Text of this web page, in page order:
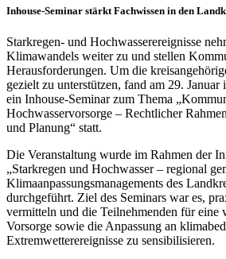
Inhouse-Seminar stärkt Fachwissen in den
Starkregen- und Hochwasserereignisse
Klimawandels weiter zu und stellen
Herausforderungen. Um die
gezielt zu unterstützen, fand am 29.
ein Inhouse-Seminar zum Thema
Hochwasservorsorge – Rechtlicher
und Planung“ statt.
Die Veranstaltung wurde im Rahmen der
„Starkregen und Hochwasser – regional
Klimaanpassungsmanagements des
durchgeführt. Ziel des Seminars war es,
vermitteln und die Teilnehmenden für eine
Vorsorge sowie die Anpassung an
Extremwetterereignisse zu sensibilisieren.